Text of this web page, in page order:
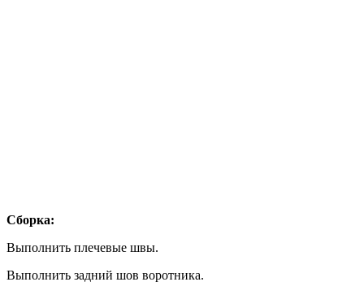
Сборка:
Выполнить плечевые швы.
Выполнить задний шов воротника.